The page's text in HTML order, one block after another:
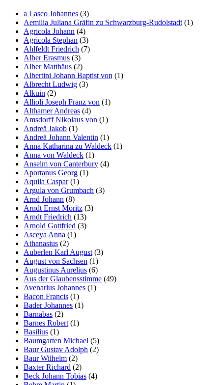
a Lasco Johannes (3)
Aemilia Juliana Gräfin zu Schwarzburg-Rudolstadt (1)
Agricola Johann (4)
Agricola Stephan (3)
Ahlfeldt Friedrich (7)
Alber Erasmus (3)
Alber Matthäus (2)
Albertini Johann Baptist von (1)
Albrecht Ludwig (3)
Alkuin (2)
Allioli Joseph Franz von (1)
Althamer Andreas (4)
Amsdorff Nikolaus von (1)
Andreä Jakob (1)
Andreä Johann Valentin (1)
Anna Katharina zu Waldeck (1)
Anna von Waldeck (1)
Anselm von Canterbury (4)
Aportanus Georg (1)
Aquila Caspar(1)
Argula von Grumbach (3)
Arnd Johann (8)
Arndt Ernst Moritz (3)
Arndt Friedrich (13)
Arnold Gottfried (3)
Asceya Anna (1)
Athanasius (2)
Auberlen Karl August (3)
August von Sachsen (1)
Augustinus Aurelius (6)
Aus der Glaubensstimme (49)
Avenarius Johannes (1)
Bacon Francis (1)
Bader Johannes (1)
Barnabas (2)
Barnes Robert (1)
Basilius (1)
Baumgarten Michael (5)
Baur Gustav Adolph (2)
Baur Wilhelm (2)
Baxter Richard (2)
Beck Johann Tobias (4)